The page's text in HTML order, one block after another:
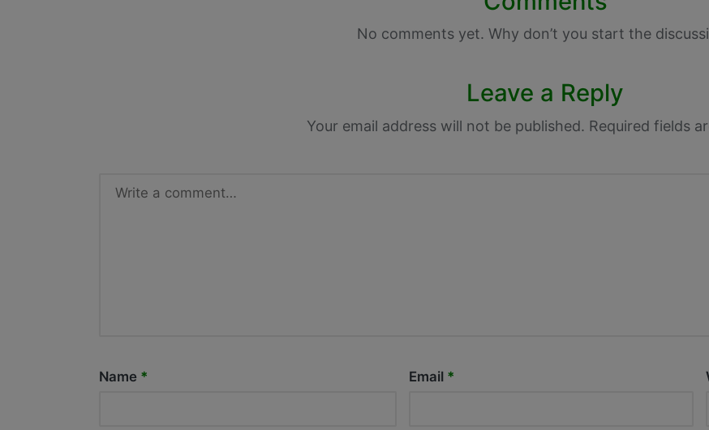
No comments yet. Why don’t you start the
Leave a Reply
Your email address will not be published. Required fields
Name * Email *